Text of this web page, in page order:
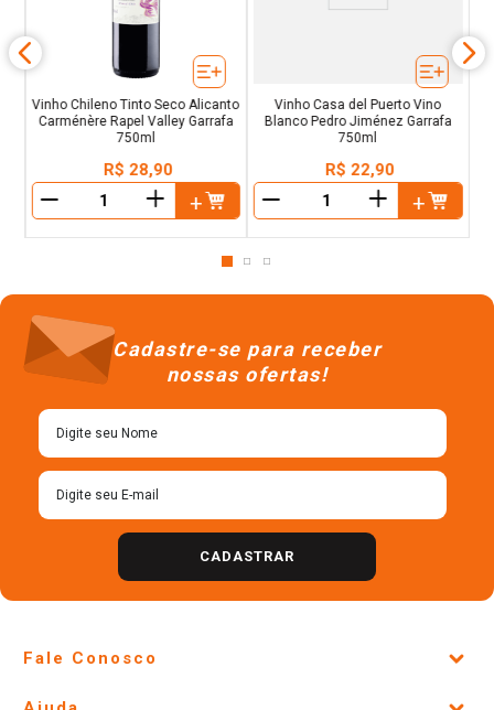
Vinho Chileno Tinto Seco Alicanto
Carménère Rapel Valley Garrafa
750ml
R$ 28,90
＋
Vinho Casa del Puerto Vino
Blanco Pedro Jiménez Garrafa
750ml
R$ 22,90
＋
Cadastre-se para receber
nossas ofertas!
CADASTRAR
Fale Conosco